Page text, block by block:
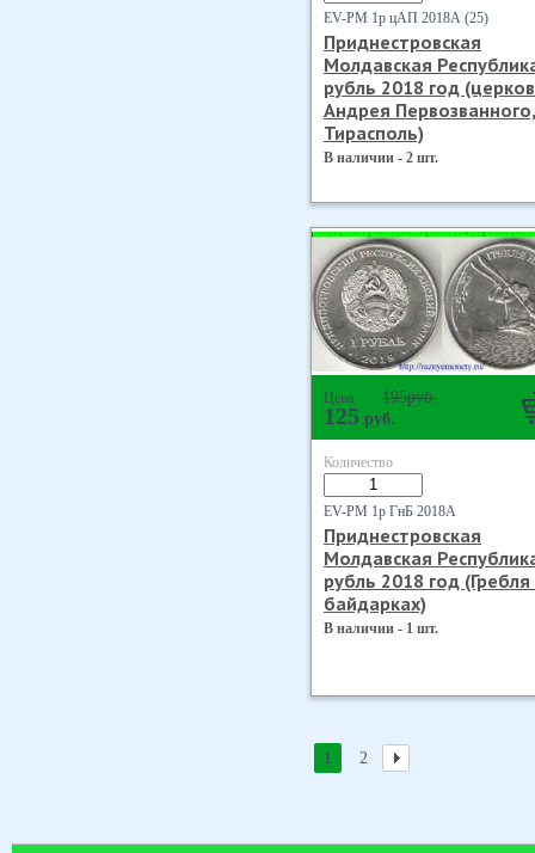
EV-PM 1р цАП 2018А (25)
Приднестровская
Молдавская
рубль 2018 год
Андрея Первозванного,
Тирасполь)
В наличии - 2 шт.
Цена 195руб.
125 руб.
Количество
EV-PM 1р ГнБ 2018А
Приднестровская
Молдавская
рубль 2018 год
байдарках)
В наличии - 1 шт.
1 2